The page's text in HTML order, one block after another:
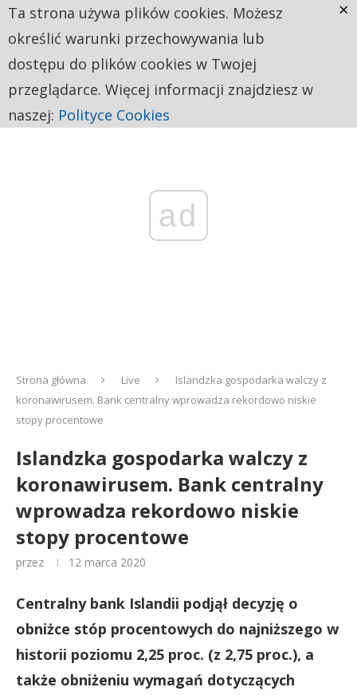
ad
Strona główna Live
Islandzka gospodarka walczy z
koronawirusem. Bank centralny wprowadza rekordowo niskie
stopy procentowe
Islandzka gospodarka walczy z
koronawirusem. Bank centralny
wprowadza rekordowo niskie
stopy procentowe
przez 12 marca 2020
Centralny bank Islandii podjął decyzję o
obniżce stóp procentowych do najniższego w
historii poziomu 2,25 proc. (z 2,75 proc.), a
także obniżeniu wymagań dotyczących
Ta strona używa plików cookies. Możesz
określić warunki przechowywania lub
dostępu do plików cookies w Twojej
przeglądarce. Więcej informacji znajdziesz w
naszej: Polityce Cookies
×